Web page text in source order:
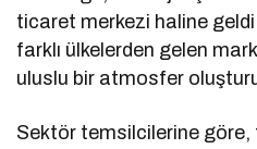
ticaret merkezi haline geldi.
farklı ülkelerden gelen
uluslu bir atmosfer
Sektör temsilcilerine göre,